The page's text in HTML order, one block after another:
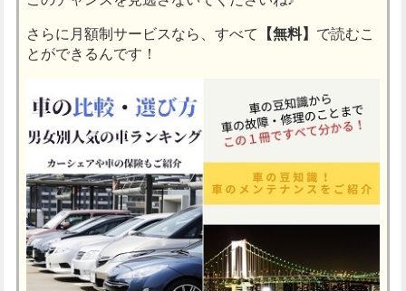
さらに月額制サービスなら、すべて 【無料】 で読むこ
とができるんです！